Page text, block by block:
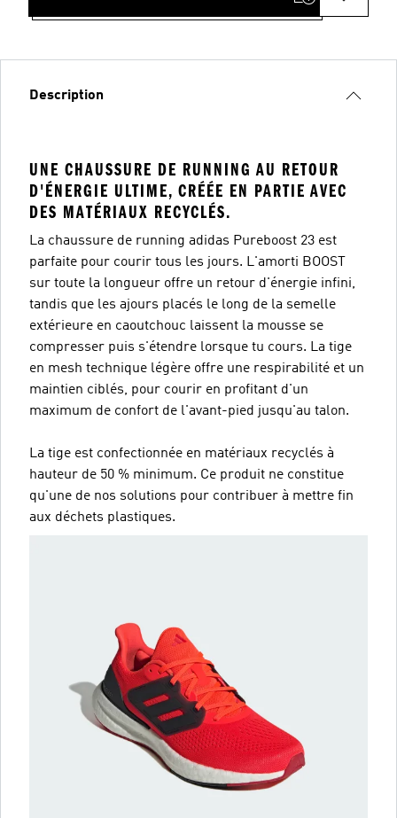
Description
UNE CHAUSSURE DE RUNNING AU RETOUR
D'ÉNERGIE ULTIME, CRÉÉE EN PARTIE AVEC
DES MATÉRIAUX RECYCLÉS.
La chaussure de running adidas Pureboost 23 est
parfaite pour courir tous les jours. L'amorti BOOST
sur toute la longueur offre un retour d'énergie infini,
tandis que les ajours placés le long de la semelle
extérieure en caoutchouc laissent la mousse se
compresser puis s'étendre lorsque tu cours. La tige
en mesh technique légère offre une respirabilité et un
maintien ciblés, pour courir en profitant d'un
maximum de confort de l'avant-pied jusqu'au talon.
La tige est confectionnée en matériaux recyclés à
hauteur de 50 % minimum. Ce produit ne constitue
qu'une de nos solutions pour contribuer à mettre fin
aux déchets plastiques.